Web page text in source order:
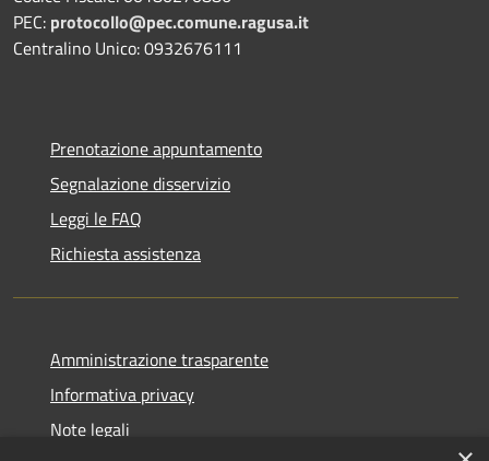
PEC: protocollo@pec.comune.ragusa.it
Centralino Unico: 0932676111
Prenotazione appuntamento
Segnalazione disservizio
Leggi le FAQ
Richiesta assistenza
Amministrazione trasparente
Informativa privacy
Note legali